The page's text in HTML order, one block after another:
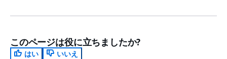
このページは役に立ちましたか?
はい
いいえ